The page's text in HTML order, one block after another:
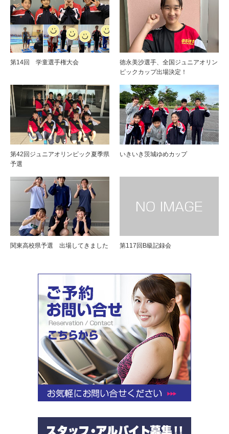
第14回 学童選手権大会
徳永美沙選手、全国ジュニアオリン
ピックカップ出場決定！
第42回ジュニアオリンピック夏季県
予選
いきいき茨城ゆめカップ
関東高校県予選 出場してきました 第117回B級記録会